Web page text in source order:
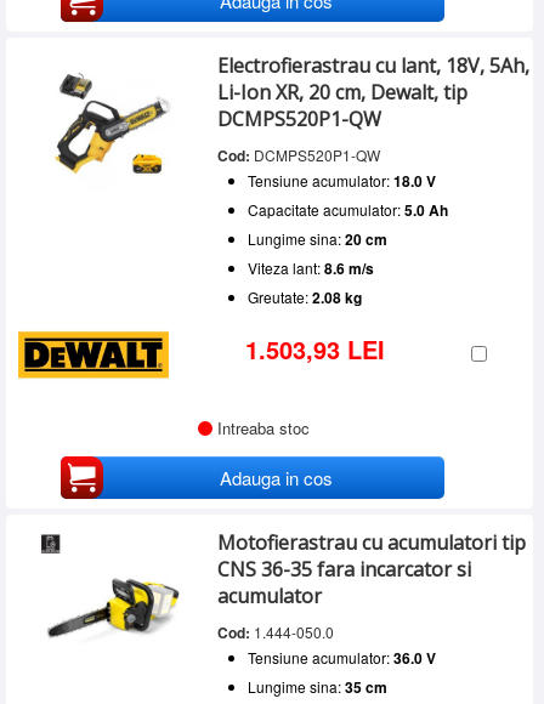
Electrofierastrau cu lant, 18V, 5Ah,
Li-Ion XR, 20 cm, Dewalt, tip
DCMPS520P1-QW
Cod: DCMPS520P1-QW
Tensiune acumulator:18.0 V
Capacitate acumulator:5.0 Ah
Lungime sina:20 cm
Viteza lant:8.6 m/s
Greutate:2.08 kg
1.503,93 LEI
Intreaba stoc
Adauga in cos
Motofierastrau cu acumulatori tip
CNS 36-35 fara incarcator si
acumulator
Cod: 1.444-050.0
Tensiune acumulator:36.0 V
Lungime sina:35 cm